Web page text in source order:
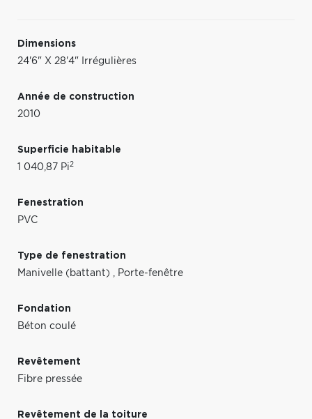
Dimensions
24'6" X 28'4" Irrégulières
Année de construction
2010
Superficie habitable
1 040,87 Pi2
Fenestration
PVC
Type de fenestration
Manivelle (battant) , Porte-fenêtre
Fondation
Béton coulé
Revêtement
Fibre pressée
Revêtement de la toiture